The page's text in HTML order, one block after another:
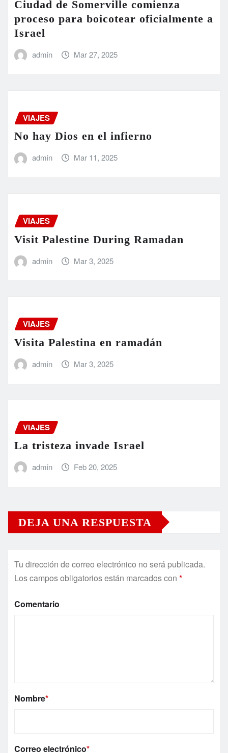
Ciudad de Somerville comienza
proceso para boicotear oficialmente a
Israel
admin Mar 27, 2025
VIAJES
No hay Dios en el infierno
admin Mar 11, 2025
VIAJES
Visit Palestine During Ramadan
admin Mar 3, 2025
VIAJES
Visita Palestina en ramadán
admin Mar 3, 2025
VIAJES
La tristeza invade Israel
admin Feb 20, 2025
DEJA UNA RESPUESTA
Tu dirección de correo electrónico no será publicada.
Los campos obligatorios están marcados con *
Comentario
Nombre*
Correo electrónico*